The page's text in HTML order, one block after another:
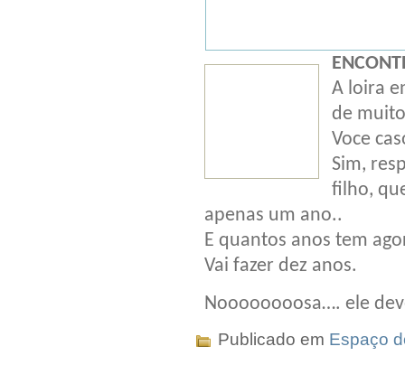
A loira
de
Voce
Sim,
filho,
apenas um ano..
E quantos anos tem
Vai fazer dez anos.
Noooooooosa…. ele
Publicado em Espaço